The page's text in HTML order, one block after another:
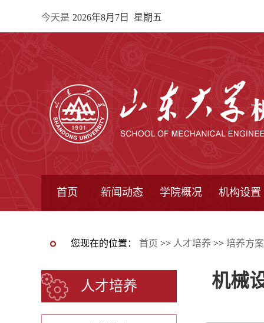
今天是 2026年8月7日 星期五
首页 新闻动态 学院概况 机构设置
您现在的位置： 首页 >> 人才培养 >> 培养方案
人才培养 机械